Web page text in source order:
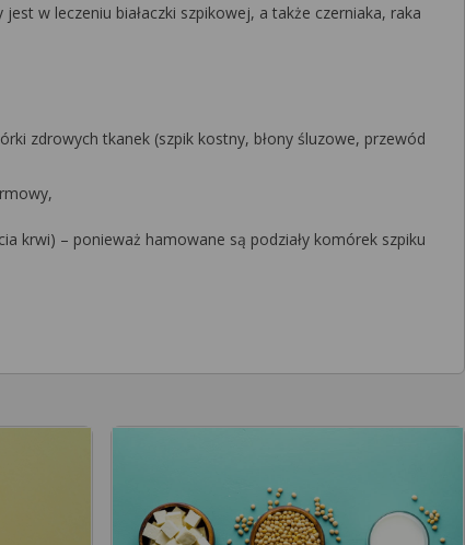
w leczeniu białaczki szpikowej, a także czerniaka, raka
zdrowych tkanek (szpik kostny, błony śluzowe, przewód
krwi) – ponieważ hamowane są podziały komórek szpiku